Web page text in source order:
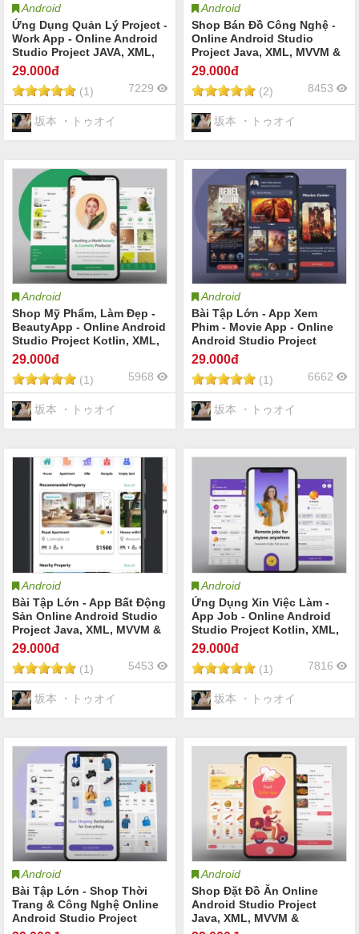
Android
Ứng Dụng Quản Lý Project -
Work App - Online Android
Studio Project JAVA, XML,
MVVM & Firebase sử dụng
Firebase
29.000đ
(1) 7229
坂本 ・トゥオイ
Android
Shop Bán Đồ Công Nghệ -
Online Android Studio
Project Java, XML, MVVM &
Firebase sử dụng Firebase
29.000đ
(2) 8453
坂本 ・トゥオイ
Android
Shop Mỹ Phẩm, Làm Đẹp -
BeautyApp - Online Android
Studio Project Kotlin, XML,
MVVM & Firebase sử dụng
Firebase
29.000đ
(1) 5968
坂本 ・トゥオイ
Android
Bài Tập Lớn - App Xem
Phim - Movie App - Online
Android Studio Project
Java, XML, MVVM &
Firebase sử dụng Firebase
29.000đ
(1) 6662
坂本 ・トゥオイ
Android
Bài Tập Lớn - App Bất Động
Sản Online Android Studio
Project Java, XML, MVVM &
Firebase sử dụng Firebase
29.000đ
(1) 5453
坂本 ・トゥオイ
Android
Ứng Dụng Xin Việc Làm -
App Job - Online Android
Studio Project Kotlin, XML,
MVVM & Firebase sử dụng
Firebase
29.000đ
(1) 7816
坂本 ・トゥオイ
Android
Bài Tập Lớn - Shop Thời
Trang & Công Nghệ Online
Android Studio Project
Android
Shop Đặt Đồ Ăn Online
Android Studio Project
Java, XML, MVVM &